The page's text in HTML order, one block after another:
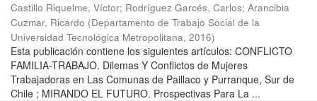
Castillo Riquelme, Víctor; Rodríguez Garcés, Carlos; Arancibia
Cuzmar, Ricardo (Departamento de Trabajo Social de la
Universidad Tecnológica Metropolitana, 2016)
Esta publicación contiene los siguientes artículos: CONFLICTO
FAMILIA-TRABAJO. Dilemas Y Conflictos de Mujeres
Trabajadoras en Las Comunas de Paillaco y Purranque, Sur de
Chile ; MIRANDO EL FUTURO. Prospectivas Para La ...